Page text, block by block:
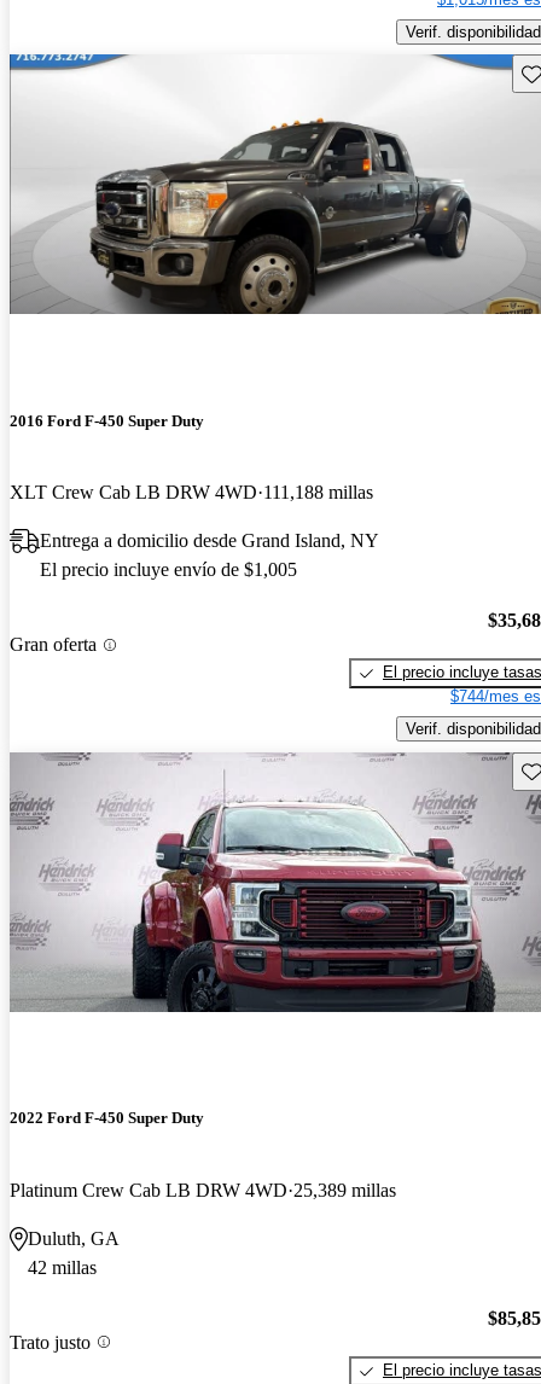
Verif. disponibilidad
2016 Ford F-450 Super Duty
XLT Crew Cab LB DRW 4WD 111,188 millas
Entrega a domicilio desde Grand Island, NY
El precio incluye envío de $1,005
Gran oferta
El precio incluye tasas
$744/mes
Verif. disponibilidad
2022 Ford F-450 Super Duty
Platinum Crew Cab LB DRW 4WD 25,389 millas
Duluth, GA
42 millas
Trato justo
El precio incluye tasas